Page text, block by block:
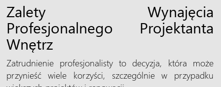
Zalety Wynajęcia
Profesjonalnego Projektanta
Wnętrz
Zatrudnienie profesjonalisty to decyzja, która może
przynieść wiele korzyści, szczególnie w przypadku